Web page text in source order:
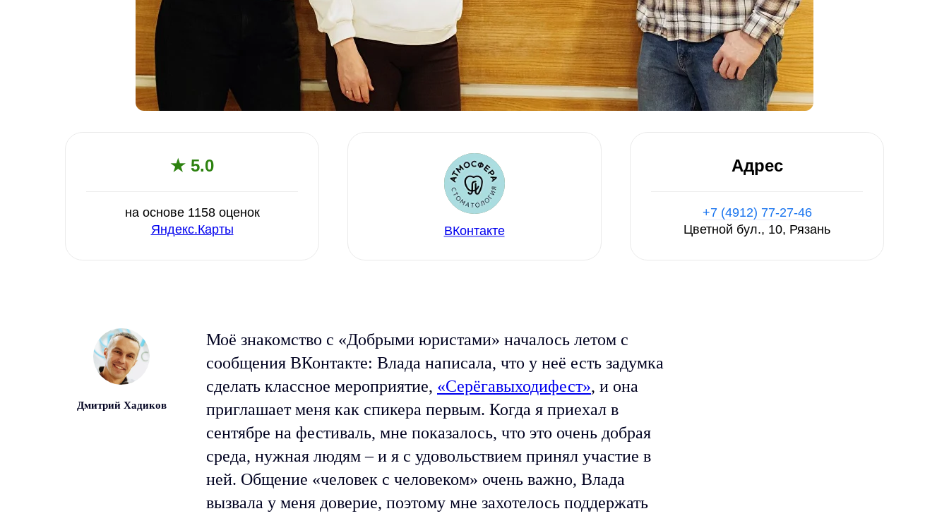
на основе 1158 оценок
Яндекс.Карты
★ 5.0
ВКонтакте
Адрес
+7 (4912) 77-27-46
Цветной бул., 10, Рязань
Дмитрий Хадиков
Моё знакомство с «Добрыми юристами» началось летом с
сообщения ВКонтакте: Влада написала, что у неё есть задумка
сделать классное мероприятие, «Серёгавыходифест», и она
приглашает меня как спикера первым. Когда я приехал в
сентябре на фестиваль, мне показалось, что это очень добрая
среда, нужная людям – и я с удовольствием принял участие в
ней. Общение «человек с человеком» очень важно, Влада
вызвала у меня доверие, поэтому мне захотелось поддержать